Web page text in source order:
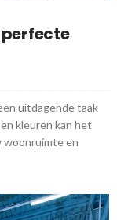
perfecte
uitdagende taak
kleuren kan het
woonruimte en